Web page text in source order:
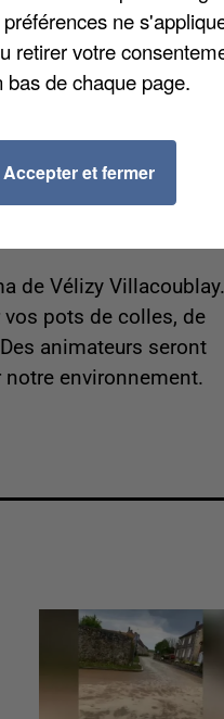
ont appelé la police
personnes courir
Des relevés
il s’agirait
Ces 3 personnes
a-coups-de-
de Vélizy
vos pots de colles, de
animateurs seront
environnement.
ne
retirer votre
de chaque page.
Accepter et fermer